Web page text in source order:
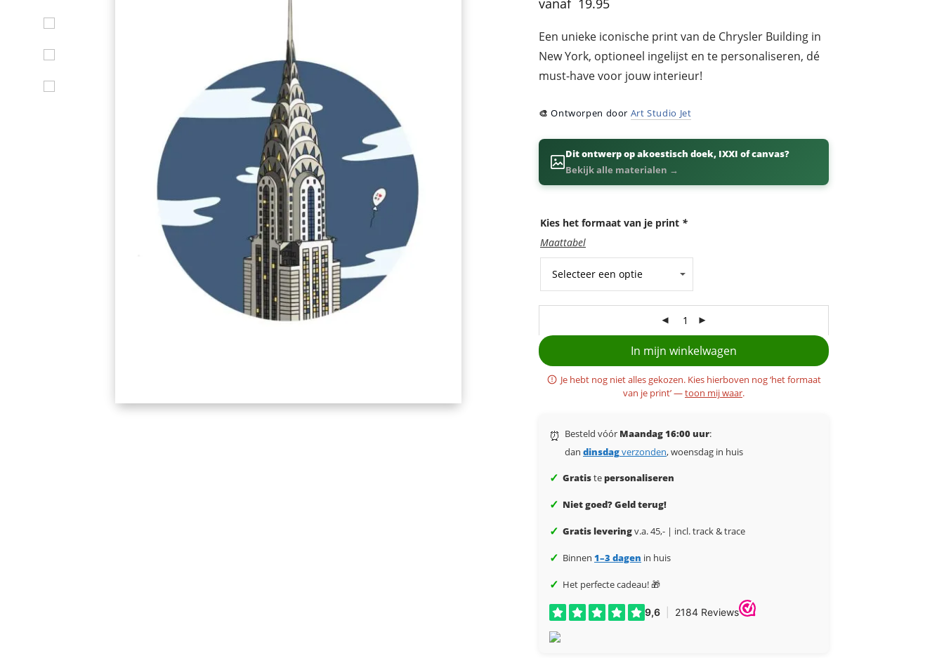
19.95
Een unieke iconische print van de Chrysler Building in
New York, optioneel ingelijst en te personaliseren, dé
must-have voor jouw interieur!
🎨Ontworpen door Art Studio Jet
Dit ontwerp op akoestisch doek, IXXI of canvas?
Bekijk alle materialen →
Kies het formaat van je print *
Maattabel
In mijn winkelwagen
Je hebt nog niet alles gekozen. Kies hierboven nog ‘het formaat
van je print’ —toon mij waar.
⏰ Besteld vóór Maandag 16:00 uur:
dan dinsdagverzonden, woensdag in huis
✓ Gratistepersonaliseren
✓ Niet goed? Geld terug!
✓ Gratis leveringv.a. 45,- | incl. track & trace
✓ Binnen 1–3 dagen in huis
✓ Het perfecte cadeau! 🎁